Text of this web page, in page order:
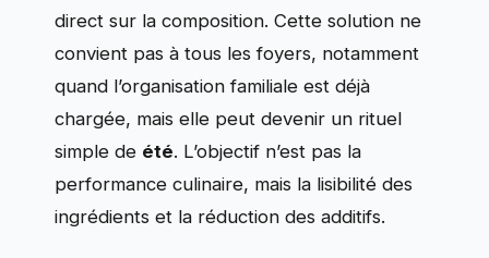
direct sur la composition. Cette solution ne
convient pas à tous les foyers, notamment
quand l’organisation familiale est déjà
chargée, mais elle peut devenir un rituel
simple de été. L’objectif n’est pas la
performance culinaire, mais la lisibilité des
ingrédients et la réduction des additifs.